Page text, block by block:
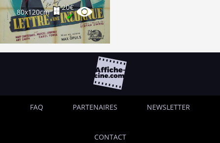
80x120cm
20€
✔
FAQ PARTENAIRES NEWSLETTER
CONTACT